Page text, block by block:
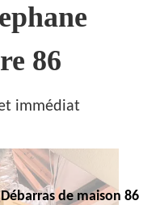
86
immédiat
Débarras de maison 86